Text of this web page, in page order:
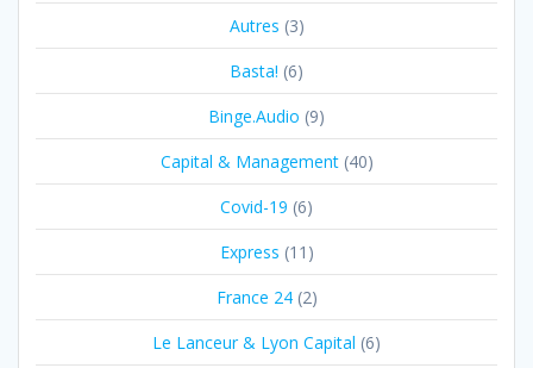
Autres (3)
Basta! (6)
Binge.Audio (9)
Capital & Management(40)
Covid-19 (6)
Express (11)
France 24(2)
Le Lanceur & Lyon Capital (6)